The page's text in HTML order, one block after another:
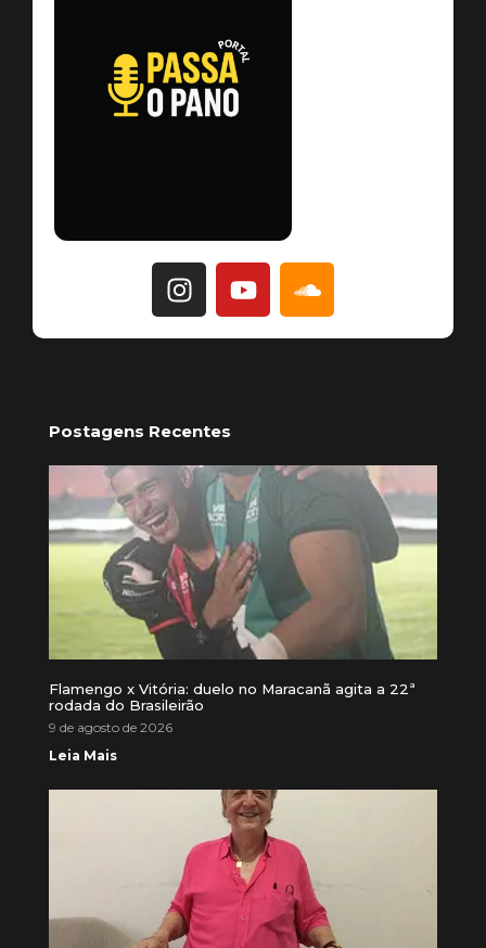
Postagens Recentes
Flamengo x Vitória: duelo no Maracanã agita a 22ª
rodada do Brasileirão
9 de agosto de 2026
Leia Mais